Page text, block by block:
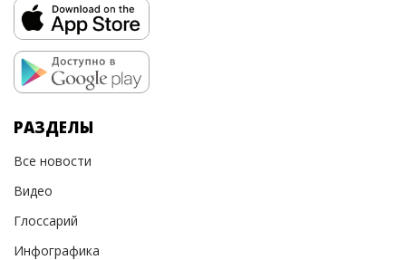
РАЗДЕЛЫ
Все новости
Видео
Глоссарий
Инфографика